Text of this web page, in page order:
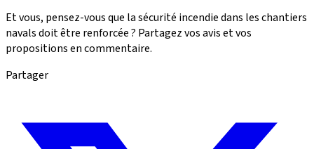
Et vous, pensez-vous que la sécurité incendie dans les chantiers
navals doit être renforcée ? Partagez vos avis et vos
propositions en commentaire.
Partager